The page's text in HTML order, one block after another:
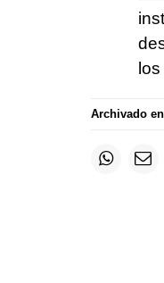
Archivado